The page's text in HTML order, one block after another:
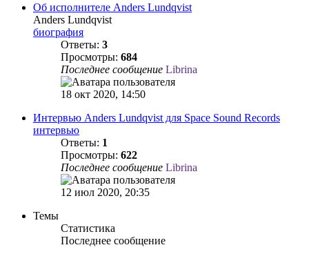
Об исполнителе Anders Lundqvist
Anders Lundqvist
биография
Ответы: 3
Просмотры: 684
Последнее сообщение Librina
18 окт 2020, 14:50
Интервью Anders Lundqvist для Space Sound Records
интервью
Ответы: 1
Просмотры: 622
Последнее сообщение Librina
12 июл 2020, 20:35
Темы
Статистика
Последнее сообщение